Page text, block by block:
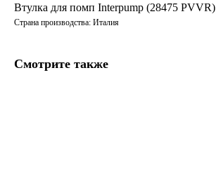
Втулка для помп Interpump (28475 PVVR)
Страна производства: Италия
Смотрите также